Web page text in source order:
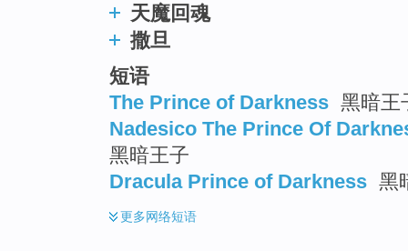
天魔回魂
撒旦
短语
The Prince of Darkness 黑暗王
Nadesico The Prince Of
黑暗王子
Dracula Prince of Darkness 黑
更多网络短语